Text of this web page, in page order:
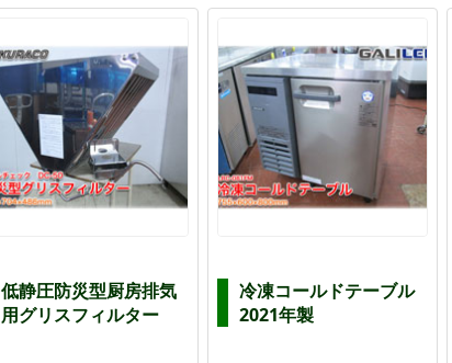
低静圧防災型厨房排気
用グリスフィルター
冷凍コールドテーブル
2021年製